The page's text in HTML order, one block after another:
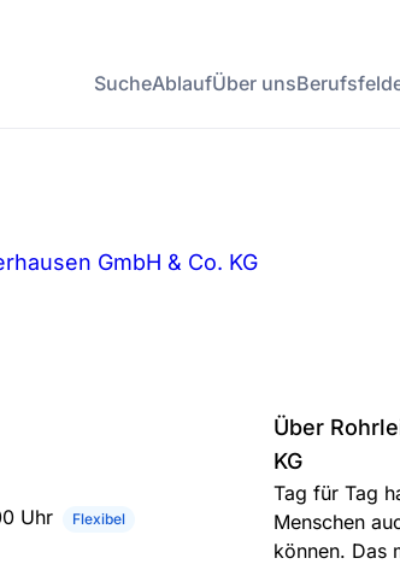
SucheAblaufÜber uns
GmbH & Co. KG
Uhr Flexibel
Über
KG
Tag für Tag
Menschen
können. Das